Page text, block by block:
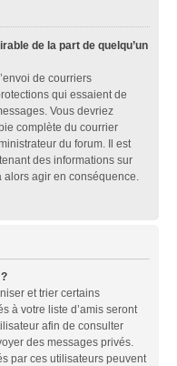
de la part de quelqu’un
de courriers
qui essaient de
Vous devriez
complète du courrier
du forum. Il est
des informations sur
alors agir en conséquence.
et trier certains
à votre liste d’amis seront
afin de consulter
des messages privés.
par ces utilisateurs peuvent